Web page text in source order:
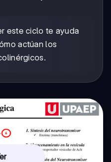
este ciclo te ayuda
actúan los